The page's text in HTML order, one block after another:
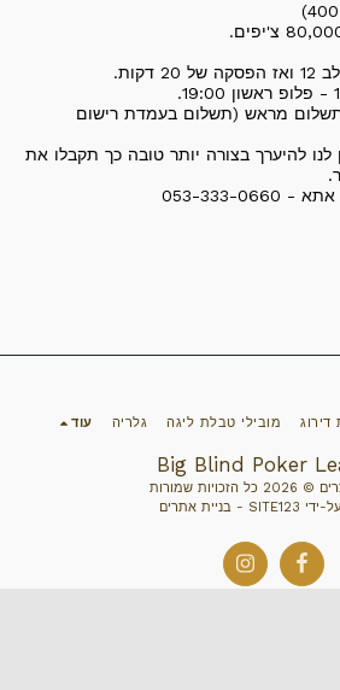
מראש (תשלום בעמדת רישום
להיערך בצורה יותר טובה כך תקבלו את
Big Blind Poker
שמורות
ידי SITE123
- בניית אתרים
מובילי טבלת ליגה גלריה עוד